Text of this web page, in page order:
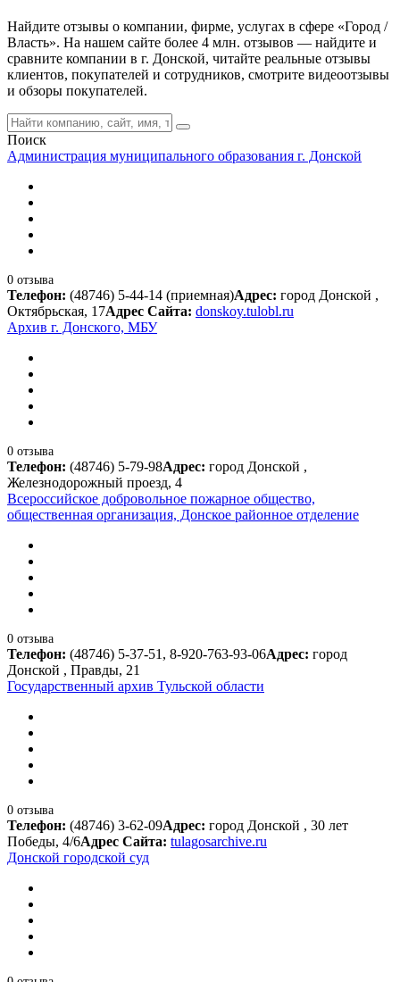
Найдите отзывы о компании, фирме, услугах в сфере «Город /
Власть». На нашем сайте более 4 млн. отзывов — найдите и
сравните компании в г. Донской, читайте реальные отзывы
клиентов, покупателей и сотрудников, смотрите видеоотзывы
и обзоры покупателей.
Поиск
Администрация муниципального образования г. Донской
0 отзыва
Телефон: (48746) 5-44-14 (приемная)Адрес: город Донской ,
Октябрьская, 17Адрес Сайта: donskoy.tulobl.ru
Архив г. Донского, МБУ
0 отзыва
Телефон: (48746) 5-79-98Адрес: город Донской ,
Железнодорожный проезд, 4
Всероссийское добровольное пожарное общество,
общественная организация, Донское районное отделение
0 отзыва
Телефон: (48746) 5-37-51, 8-920-763-93-06Адрес: город
Донской , Правды, 21
Государственный архив Тульской области
0 отзыва
Телефон: (48746) 3-62-09Адрес: город Донской , 30 лет
Победы, 4/6Адрес Сайта: tulagosarchive.ru
Донской городской суд